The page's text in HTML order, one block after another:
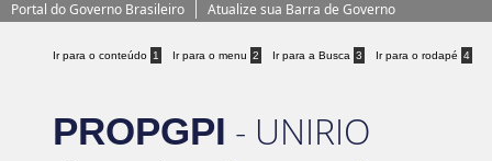
Portal do Governo Brasileiro Atualize sua Barra de Governo
Ir para o conteúdo 1 Ir para o menu 2 Ir para a Busca 3 Ir para o rodapé 4
PROPGPI - UNIRIO